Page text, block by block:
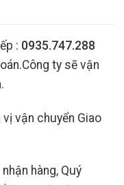
: 0935.747.288
ty sẽ vận
vận chuyển Giao
hàng, Quý